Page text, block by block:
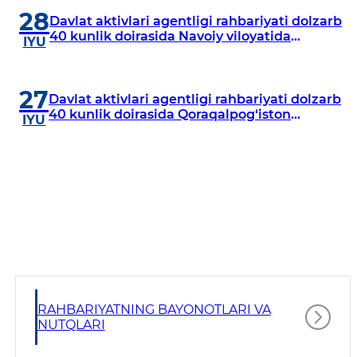
28
IYU
Davlat aktivlari agentligi rahbariyati dolzarb
40 kunlik doirasida Navoiy viloyatida
27
IYU
Davlat aktivlari agentligi rahbariyati dolzarb
40 kunlik doirasida Qoraqalpog‘iston
RAHBARIYATNING BAYONOTLARI VA
NUTQLARI